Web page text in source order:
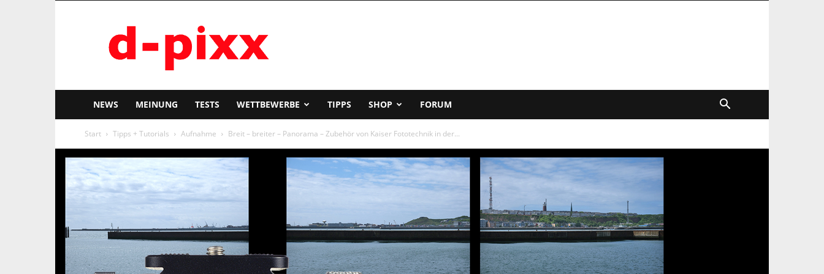
pixx
NEWS MEINUNG TESTS WETTBEWERBE TIPPS SHOP FORUM
Start Tipps + Tutorials Aufnahme Breit – breiter – Panorama – Zubehör von Kaiser Fototechnik in der...